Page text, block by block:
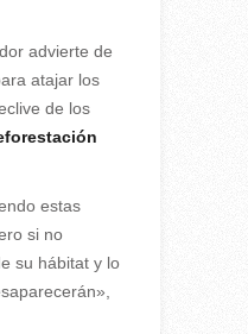
advierte de
atajar los
de los
estas
si no
su hábitat y lo